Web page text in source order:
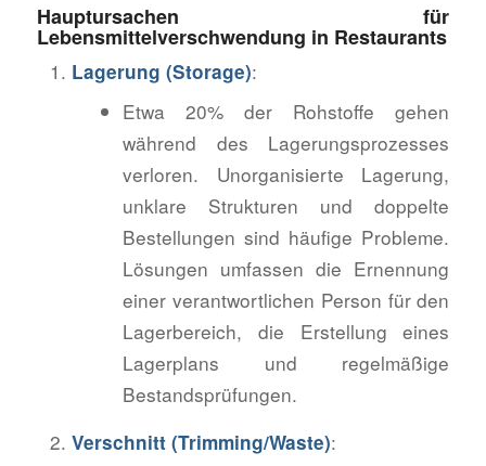
Hauptursachen für
Lebensmittelverschwendung in Restaurants
Lagerung (Storage):
Etwa 20% der Rohstoffe gehen
während des Lagerungsprozesses
verloren. Unorganisierte Lagerung,
unklare Strukturen und doppelte
Bestellungen sind häufige Probleme.
Lösungen umfassen die Ernennung
einer verantwortlichen Person für den
Lagerbereich, die Erstellung eines
Lagerplans und regelmäßige
Bestandsprüfungen.
Verschnitt (Trimming/Waste):